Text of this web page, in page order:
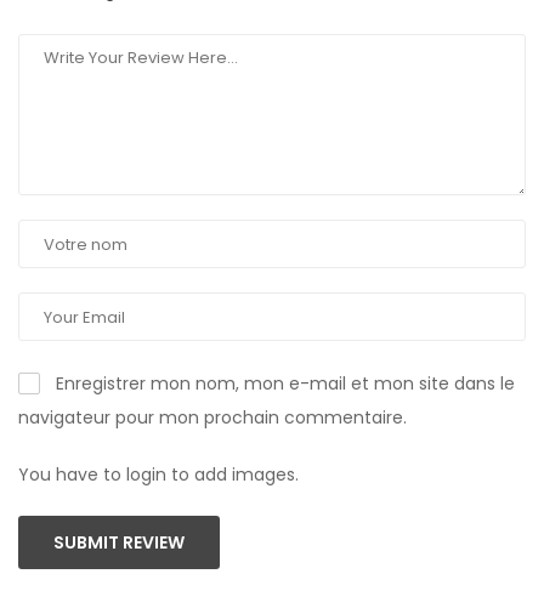
Enregistrer mon nom, mon e-mail et mon site dans le
navigateur pour mon prochain commentaire.
You have to login to add images.
SUBMIT REVIEW